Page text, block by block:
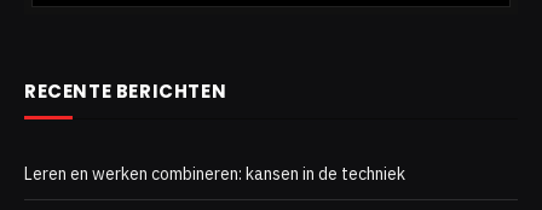
RECENTE BERICHTEN
Leren en werken combineren: kansen in de techniek